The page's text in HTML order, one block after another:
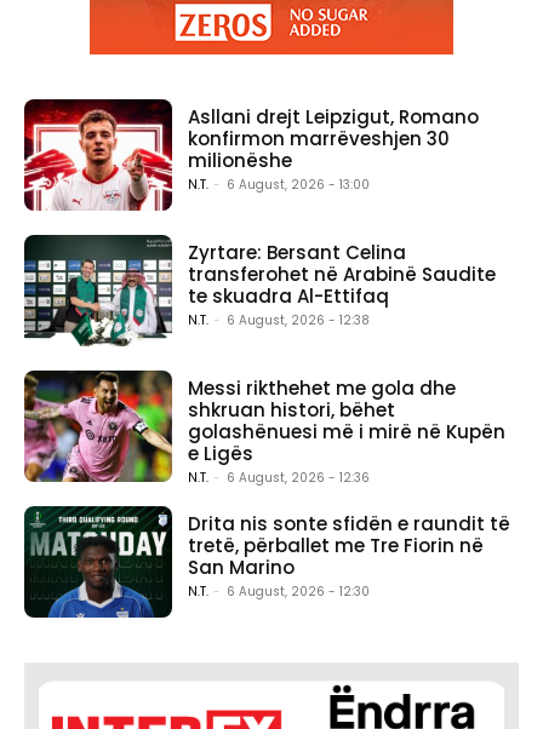
Asllani drejt Leipzigut, Romano
konfirmon marrëveshjen 30
milionëshe
N.T. - 6 August, 2026 - 13:00
Zyrtare: Bersant Celina
transferohet në Arabinë Saudite
te skuadra Al-Ettifaq
N.T. - 6 August, 2026 - 12:38
Messi rikthehet me gola dhe
shkruan histori, bëhet
golashënuesi më i mirë në Kupën
e Ligës
N.T. - 6 August, 2026 - 12:36
Drita nis sonte sfidën e raundit të
tretë, përballet me Tre Fiorin në
San Marino
N.T. - 6 August, 2026 - 12:30